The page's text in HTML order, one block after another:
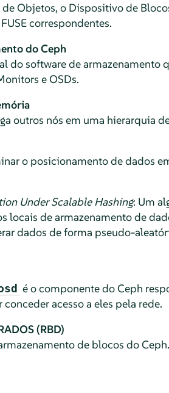
Objetos, o Dispositivo de
correspondentes.
do Ceph
do software de armazenamento
e OSDs.
outros nós em uma hierarquia
o posicionamento de dados
Under Scalable Hashing: Um
locais de armazenamento de
dados de forma pseudo-
é o componente do Ceph
acesso a eles pela rede.
(RBD)
de blocos do